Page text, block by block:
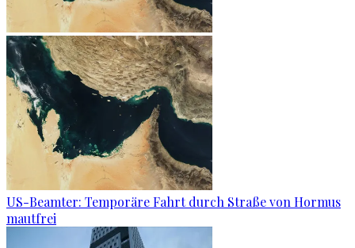
US-Beamter: Temporäre Fahrt durch Straße von Hormus
mautfrei